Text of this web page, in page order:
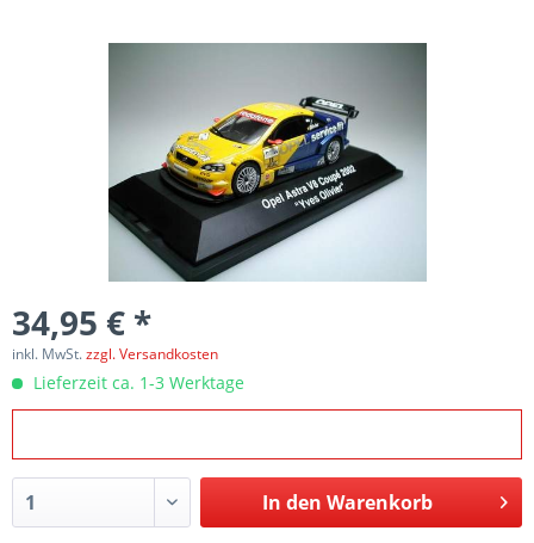
34,95 € *
inkl. MwSt.zzgl. Versandkosten
Lieferzeit ca. 1-3 Werktage
In den Warenkorb